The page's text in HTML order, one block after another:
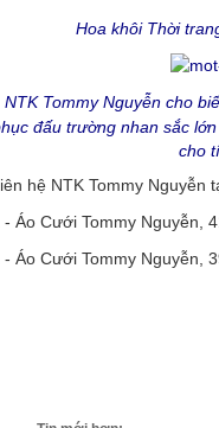
Hoa khôi Thời
NTK Tommy Nguyễn cho
đấu trường nhan sắc lớn
cho
hệ NTK Tommy Nguyễn
- Áo Cưới Tommy Nguyễn,
- Áo Cưới Tommy Nguyễn,